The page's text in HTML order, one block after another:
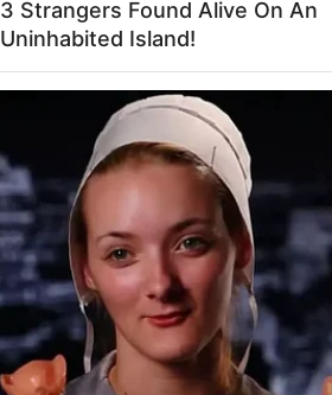
04Un video la
novio
mientras
05GRUPOS
Utilizaban la
de Medellín
entregaban
marcar a sus
3 Strangers Found Alive On An
Uninhabited Island!